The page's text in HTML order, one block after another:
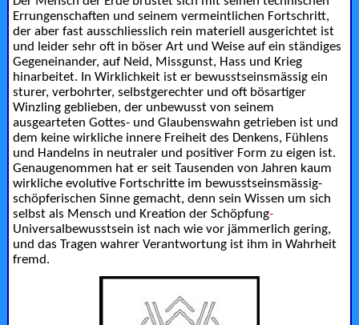
Errungenschaften und seinem vermeintlichen Fortschritt,
der aber fast ausschliesslich rein materiell ausgerichtet ist
und leider sehr oft in böser Art und Weise auf ein ständiges
Gegeneinander, auf Neid, Missgunst, Hass und Krieg
hinarbeitet. In Wirklichkeit ist er bewusstseinsmässig ein
sturer, verbohrter, selbstgerechter und oft bösartiger
Winzling geblieben, der unbewusst von seinem
ausgearteten Gottes- und Glaubenswahn getrieben ist und
dem keine wirkliche innere Freiheit des Denkens, Fühlens
und Handelns in neutraler und positiver Form zu eigen ist.
Genaugenommen hat er seit Tausenden von Jahren kaum
wirkliche evolutive Fortschritte im bewusstseinsmässig-
schöpferischen Sinne gemacht, denn sein Wissen um sich
selbst als Mensch und Kreation der Schöpfung-
Universalbewusstsein ist nach wie vor jämmerlich gering,
und das Tragen wahrer Verantwortung ist ihm in Wahrheit
fremd.